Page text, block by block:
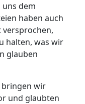
uns dem
haben auch
halten, was wir
glauben
bringen wir
und glaubten